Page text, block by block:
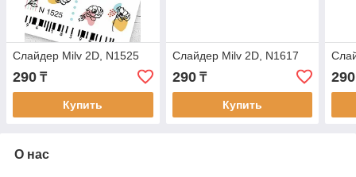
Cлайдер Milv 2D, N1525
290 ₸
Купить
Cлайдер Milv 2D, N1617
290₸
Купить
290
О нас